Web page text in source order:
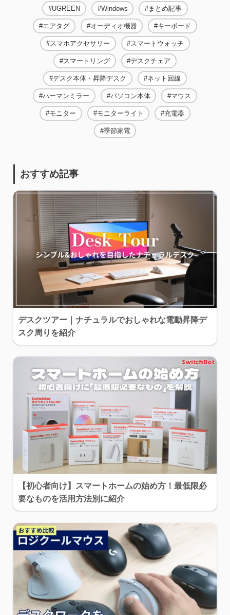
UGREEN Windows まとめ記事
エアタグ オーディオ機器 キーボード
スマホアクセサリー スマートウォッチ
スマートリング デスクチェア
デスク本体・昇降デスク ネット回線
ハーマンミラー パソコン本体 マウス
モニター モニターライト 充電器
季節家電
おすすめ記事
デスクツアー｜ナチュラルでおしゃれな電動昇降デ
スク周りを紹介
【初心者向け】スマートホームの始め方！最低限必
要なものを活用方法別に紹介